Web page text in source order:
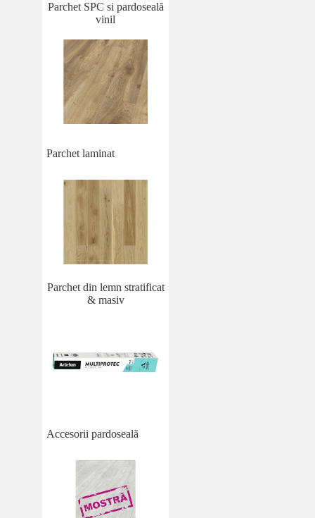
Parchet SPC si pardoseală
vinil
Parchet laminat
Parchet din lemn stratificat
& masiv
Accesorii pardoseală